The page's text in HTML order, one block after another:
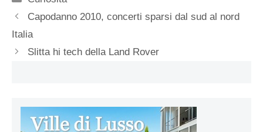
Capodanno 2010, concerti sparsi dal sud al nord
Italia
Slitta hi tech della Land Rover